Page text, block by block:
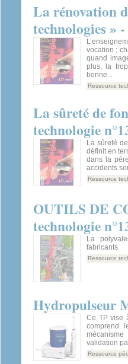
La rénovation
technologies »
vocation ;
quand
plus, la
bonne...
Ressource
La sûreté de
technologie
La sûreté
définit en
dans la
accidents
Ressource
OUTILS DE
technologie
La
fabricants.
Ressource
Hydropulseur
Ce TP vise
comprend
validation
Ressource